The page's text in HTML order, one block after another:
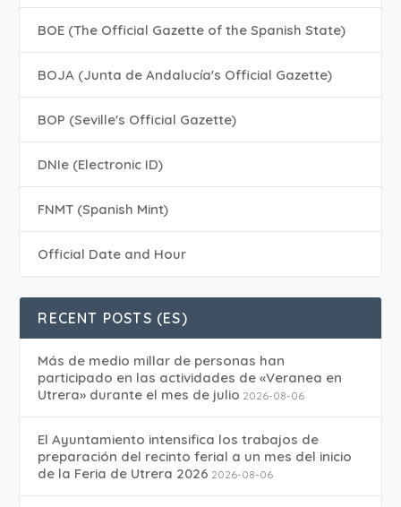
BOE (The Official Gazette of the Spanish State)
BOJA (Junta de Andalucía's Official Gazette)
BOP (Seville's Official Gazette)
DNIe (Electronic ID)
FNMT (Spanish Mint)
Official Date and Hour
RECENT POSTS (ES)
Más de medio millar de personas han
participado en las actividades de «Veranea en
Utrera» durante el mes de julio 2026-08-06
El Ayuntamiento intensifica los trabajos de
preparación del recinto ferial a un mes del inicio
de la Feria de Utrera 2026 2026-08-06